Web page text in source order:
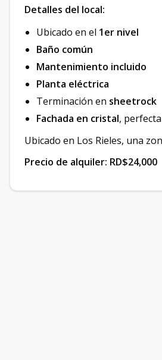
Detalles del local:
Ubicado en el 1er nivel
Baño común
Mantenimiento incluido
Planta eléctrica
Terminación en sheetrock
Fachada en cristal,
Ubicado en Los Rieles, una
Precio de alquiler: RD$24,000